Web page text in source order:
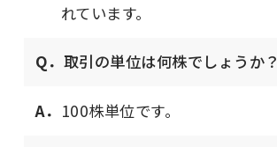
れています。
Q． 取引の単位は何株でしょうか？
A． 100株単位です。